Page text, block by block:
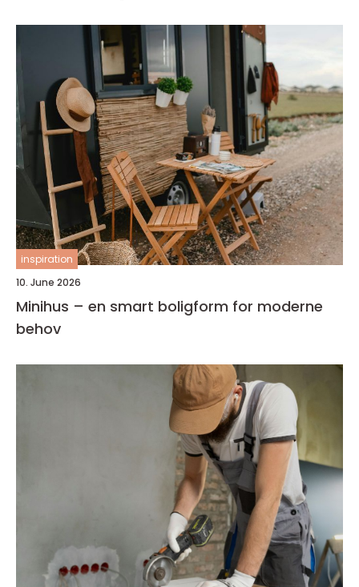
inspiration
10. June 2026
Minihus – en smart boligform for moderne
behov